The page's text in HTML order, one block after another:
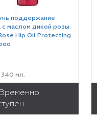
поддержание
с маслом дикой розы
Hip Oil Protecting
мл.
Временно